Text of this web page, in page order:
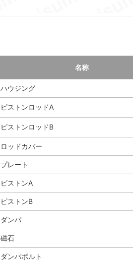
名称
ハウジング
ピストンロッドA
ピストンロッドB
ロッドカバー
プレート
ピストンA
ピストンB
ダンパ
磁石
ダンパボルト